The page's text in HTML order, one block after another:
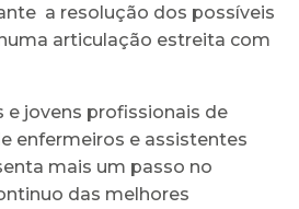
a resolução dos possíveis
articulação estreita com
e jovens profissionais de
enfermeiros e assistentes
mais um passo no
das melhores